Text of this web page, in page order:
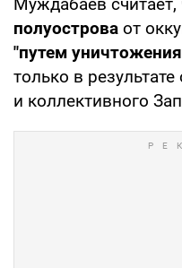
полуострова от
"путем
только в
и коллективного